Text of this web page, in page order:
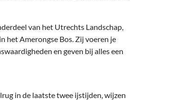
van het Utrechts Landschap,
het Amerongse Bos. Zij voeren je
en geven bij alles een
in de laatste twee ijstijden, wijzen